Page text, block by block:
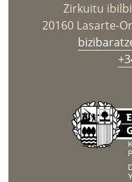
Zirkuitu
20160 Lasarte-